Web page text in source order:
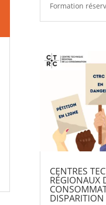
Formation
CENTRES
RÉGIONAUX